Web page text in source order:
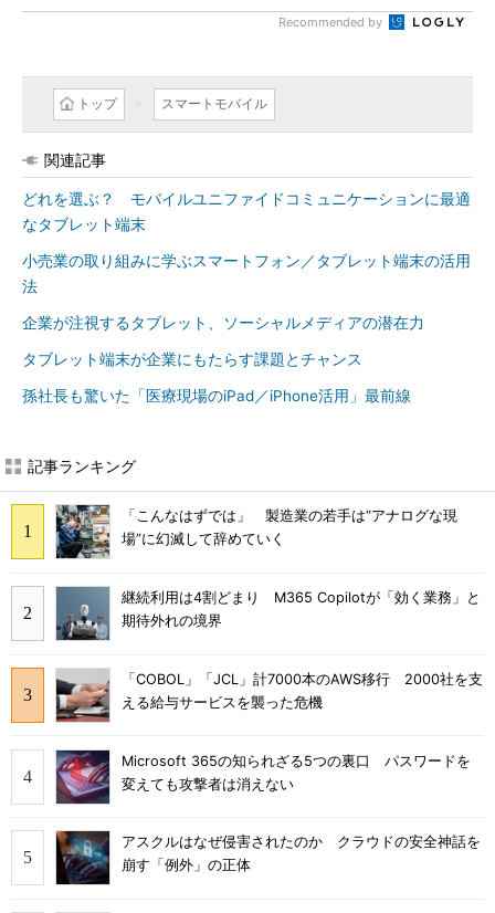
Recommended by
トップ スマートモバイル
関連記事
どれを選ぶ？ モバイルユニファイドコミュニケーションに最適
なタブレット端末
小売業の取り組みに学ぶスマートフォン／タブレット端末の活用
法
企業が注視するタブレット、ソーシャルメディアの潜在力
タブレット端末が企業にもたらす課題とチャンス
孫社長も驚いた「医療現場のiPad／iPhone活用」最前線
記事ランキング
「こんなはずでは」 製造業の若手は“アナログな現
場”に幻滅して辞めていく
継続利用は4割どまり M365 Copilotが「効く業務」と
期待外れの境界
「COBOL」「JCL」計7000本のAWS移行 2000社を支
える給与サービスを襲った危機
Microsoft 365の知られざる5つの裏口 パスワードを
変えても攻撃者は消えない
アスクルはなぜ侵害されたのか クラウドの安全神話を
崩す「例外」の正体